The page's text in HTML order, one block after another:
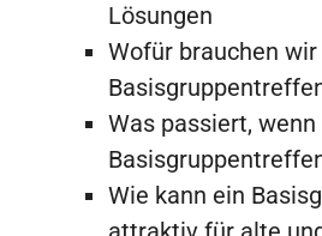
Lösungen
Wofür brauchen wir
Was passiert, wenn
Wie kann ein